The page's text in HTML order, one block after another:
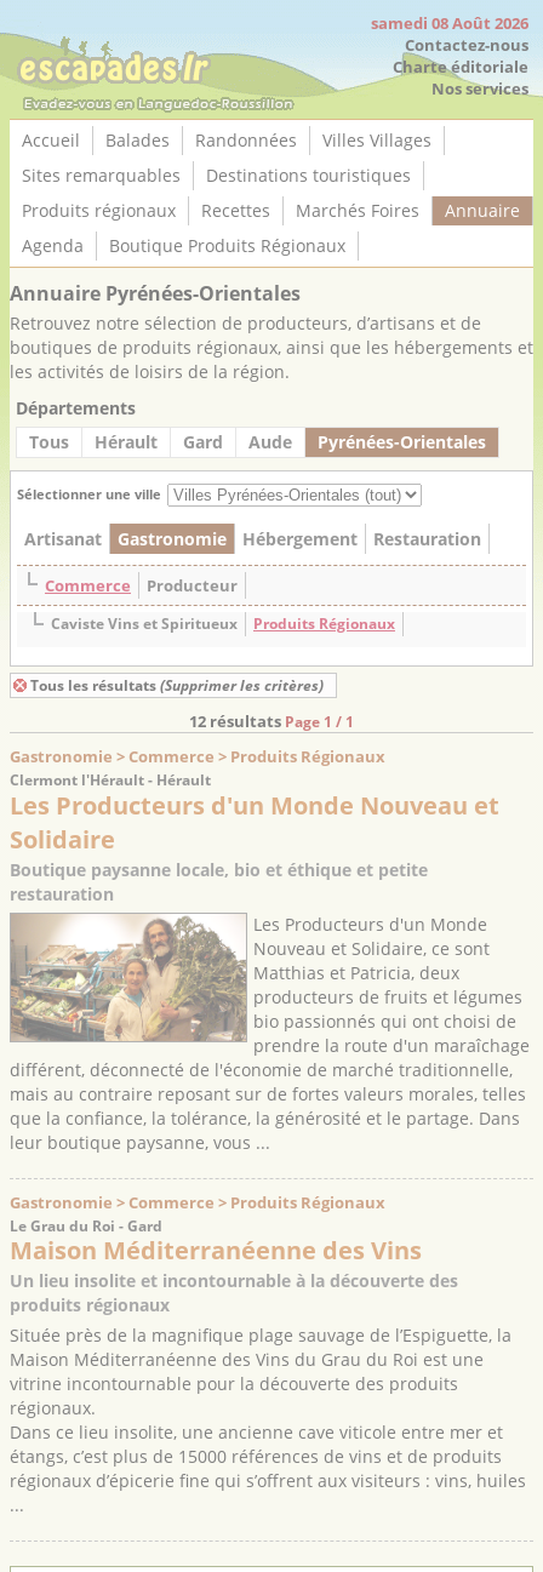
samedi 08 Août 2026
Contactez-nous
Charte éditoriale
Nos services
Accueil Balades Randonnées
Villes Villages
Sites remarquables
Destinations touristiques
Produits régionaux
Recettes Marchés Foires
Annuaire
Agenda
Boutique Produits Régionaux
Annuaire Pyrénées-Orientales
Retrouvez notre sélection de producteurs, d’artisans et de
boutiques de produits régionaux, ainsi que les hébergements et
les activités de loisirs de la région.
Départements
Tous
Hérault Gard Aude Pyrénées-Orientales
Sélectionner une ville
Artisanat Gastronomie Hébergement Restauration
Commerce Producteur
Caviste Vins et Spiritueux Produits Régionaux
Tous les résultats (Supprimer les critères)
12 résultats Page 1 / 1
Gastronomie > Commerce > Produits Régionaux
Clermont l'Hérault - Hérault
Les Producteurs d'un Monde Nouveau et
Solidaire
Boutique paysanne locale, bio et éthique et petite
restauration
Les Producteurs d'un Monde
Nouveau et Solidaire, ce sont
Matthias et Patricia, deux
producteurs de fruits et légumes
bio passionnés qui ont choisi de
prendre la route d'un maraîchage
différent, déconnecté de l'économie de marché traditionnelle,
mais au contraire reposant sur de fortes valeurs morales, telles
que la confiance, la tolérance, la générosité et le partage. Dans
leur boutique paysanne, vous ...
Gastronomie > Commerce > Produits Régionaux
Le Grau du Roi - Gard
Maison Méditerranéenne des Vins
Un lieu insolite et incontournable à la découverte des
produits régionaux
Située près de la magnifique plage sauvage de l’Espiguette, la
Maison Méditerranéenne des Vins du Grau du Roi est une
vitrine incontournable pour la découverte des produits
régionaux.
Dans ce lieu insolite, une ancienne cave viticole entre mer et
étangs, c’est plus de 15000 références de vins et de produits
régionaux d’épicerie fine qui s’offrent aux visiteurs : vins, huiles
...